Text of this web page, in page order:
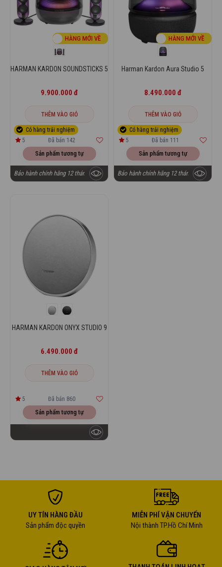
HÀNG MỚI VỀ
HARMAN KARDON SOUNDSTICKS 5
9.900.000 đ
THÊM VÀO GIỎ
5 Đã bán 142
Sản phẩm tương tự
Bảo hành chính hãng 12 tháng
HÀNG MỚI VỀ
Harman Kardon Aura Studio 5
8.490.000 đ
THÊM VÀO GIỎ
5 Đã bán 111
Sản phẩm tương tự
Bảo hành chính hãng 12 tháng
HARMAN KARDON ONYX STUDIO 9
6.490.000 đ
THÊM VÀO GIỎ
5 Đã bán 860
Sản phẩm tương tự
UY TÍN HÀNG ĐẦU
Sản phẩm độc quyền
MIỄN PHÍ VẬN CHUYỂN
Nội thành TP.Hồ Chí Minh